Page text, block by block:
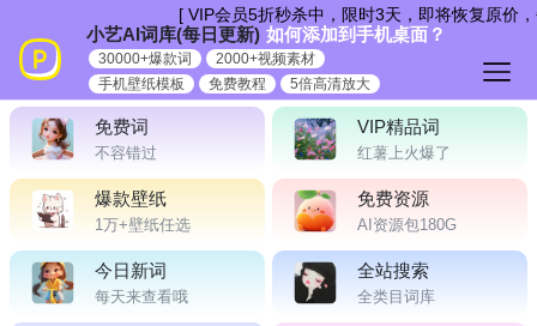
容
免费词
不容错过
VIP精品词
红薯上火爆了
爆款壁纸
1万+壁纸任选
免费资源
AI资源包180G
今日新词
每天来查看哦
全站搜索
全类目词库
[ VIP会员5折秒杀中，限时3天，即将恢复原价，
小艺AI词库(每日更新) 如何添加到手机桌面？
30000+爆款词
2000+视频素材
手机壁纸模板
免费教程 5倍高清放大